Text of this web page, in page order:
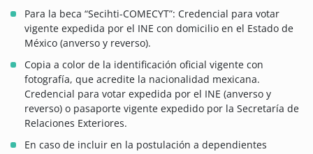
Para la beca “Secihti-COMECYT”: Credencial para votar
vigente expedida por el INE con domicilio en el Estado de
México (anverso y reverso).
Copia a color de la identificación oficial vigente con
fotografía, que acredite la nacionalidad mexicana.
Credencial para votar expedida por el INE (anverso y
reverso) o pasaporte vigente expedido por la Secretaría de
Relaciones Exteriores.
En caso de incluir en la postulación a dependientes